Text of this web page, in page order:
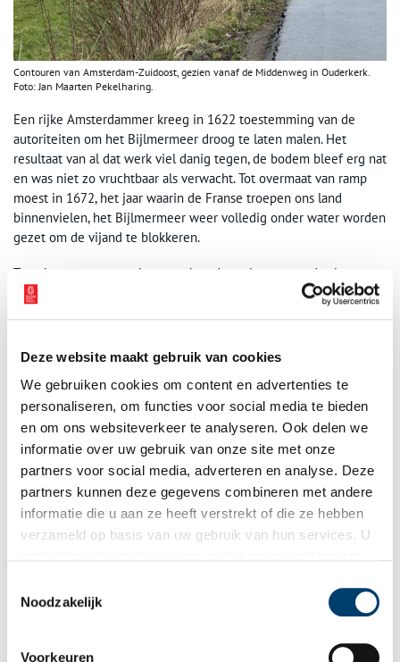
Deze website maakt gebruik van cookies
We gebruiken cookies om content en advertenties te
personaliseren, om functies voor social media te bieden
en om ons websiteverkeer te analyseren. Ook delen we
informatie over uw gebruik van onze site met onze
partners voor social media, adverteren en analyse. Deze
partners kunnen deze gegevens combineren met andere
informatie die u aan ze heeft verstrekt of die ze hebben
verzameld op basis van uw gebruik van hun services. U
Noodzakelijk
Voorkeuren
Contouren van Amsterdam-Zuidoost, gezien vanaf de Middenweg in Ouderkerk.
Foto: Jan Maarten Pekelharing.
Een rijke Amsterdammer kreeg in 1622 toestemming van de
autoriteiten om het Bijlmermeer droog te laten malen. Het
resultaat van al dat werk viel danig tegen, de bodem bleef erg nat
en was niet zo vruchtbaar als verwacht. Tot overmaat van ramp
moest in 1672, het jaar waarin de Franse troepen ons land
binnenvielen, het Bijlmermeer weer volledig onder water worden
gezet om de vijand te blokkeren.
Toen het gevaar geweken was, kon de molenaar aan de slag om
het meer opnieuw droog te leggen. En ja hoor, enkele tientallen
jaren later (in 1702) stroomde de polder na een dijkdoorbraak bij
meer. Tot 1825. Het meer werd toen definitief droog gepompt en
Bijlmerlust.